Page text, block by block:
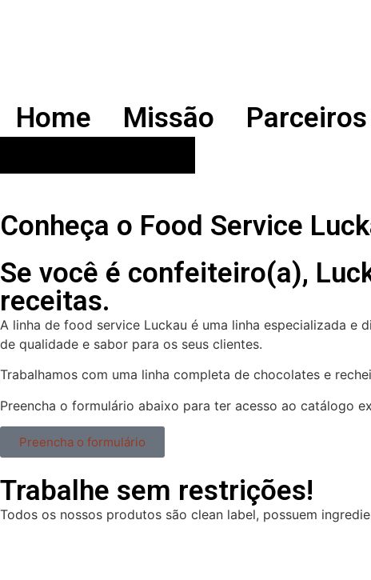
Home Missão Parceiros
Conheça o Food Service
Se você é confeiteiro(a),
receitas.
A linha de food service Luckau é uma linha especializada
de qualidade e sabor para os seus clientes.
Trabalhamos com uma linha completa de chocolates e
Preencha o formulário abaixo para ter acesso ao catálogo
Preencha o formulário
Trabalhe sem restrições!
Todos os nossos produtos são clean label, possuem